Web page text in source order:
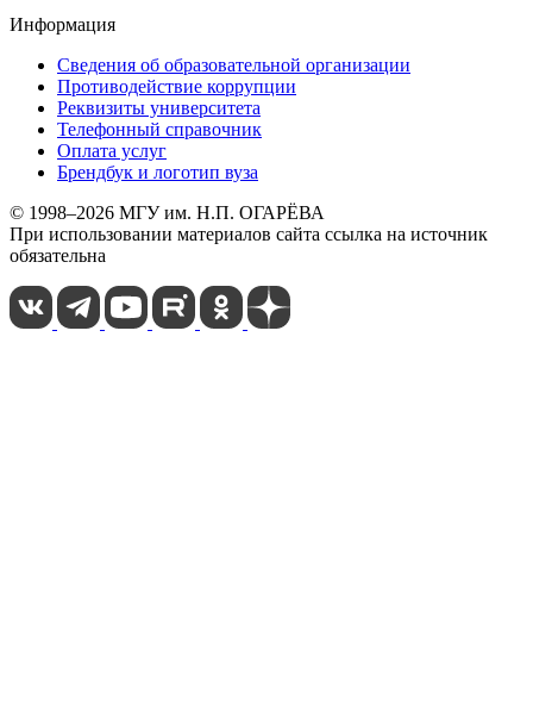
Информация
Сведения об образовательной организации
Противодействие коррупции
Реквизиты университета
Телефонный справочник
Оплата услуг
Брендбук и логотип вуза
© 1998–2026 МГУ им. Н.П. ОГАРЁВА
При использовании материалов сайта ссылка на источник
обязательна